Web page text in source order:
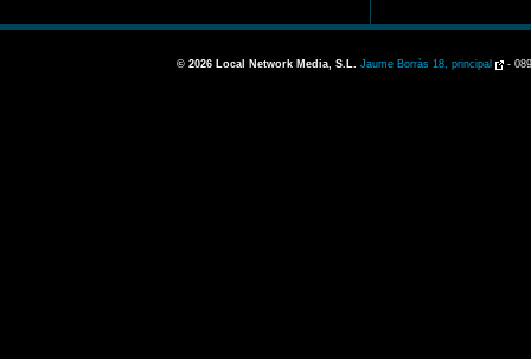
© 2026 Local Network Media, S.L. Jaume Borràs 18, principal -